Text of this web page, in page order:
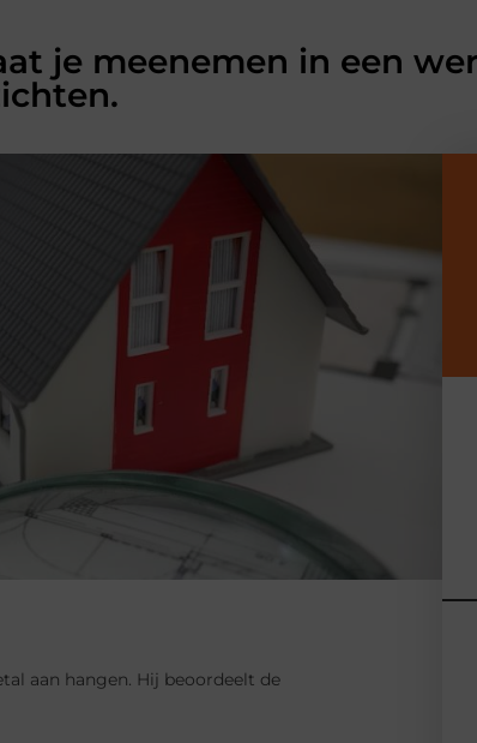
je meenemen in een
aan hangen. Hij beoordeelt de